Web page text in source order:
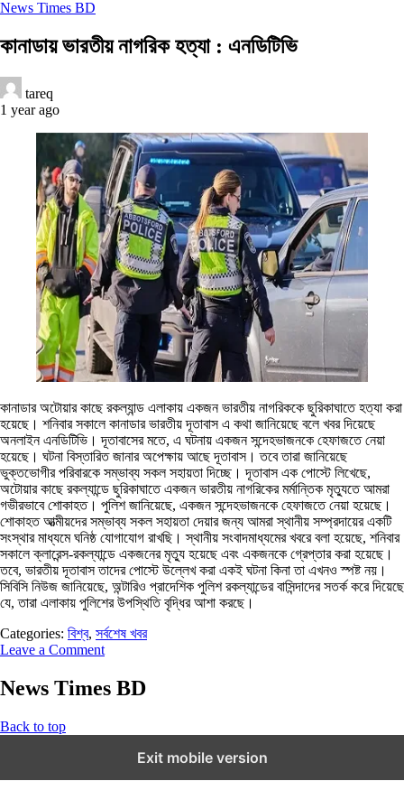
News Times BD
কানাডায় ভারতীয় নাগরিক হত্যা : এনডিটিভি
tareq
1 year ago
কানাডার অটোয়ার কাছে রকল্যান্ড এলাকায় একজন ভারতীয় নাগরিককে ছুরিকাঘাতে হত্যা করা
হয়েছে। শনিবার সকালে কানাডার ভারতীয় দূতাবাস এ কথা জানিয়েছে বলে খবর দিয়েছে
অনলাইন এনডিটিভি। দূতাবাসের মতে, এ ঘটনায় একজন সন্দেহভাজনকে হেফাজতে নেয়া
হয়েছে। ঘটনা বিস্তারিত জানার অপেক্ষায় আছে দূতাবাস। তবে তারা জানিয়েছে
ভুক্তভোগীর পরিবারকে সম্ভাব্য সকল সহায়তা দিচ্ছে। দূতাবাস এক পোস্টে লিখেছে,
অটোয়ার কাছে রকল্যান্ডে ছুরিকাঘাতে একজন ভারতীয় নাগরিকের মর্মান্তিক মৃত্যুতে আমরা
গভীরভাবে শোকাহত। পুলিশ জানিয়েছে, একজন সন্দেহভাজনকে হেফাজতে নেয়া হয়েছে।
শোকাহত আত্মীয়দের সম্ভাব্য সকল সহায়তা দেয়ার জন্য আমরা স্থানীয় সম্প্রদায়ের একটি
সংস্থার মাধ্যমে ঘনিষ্ঠ যোগাযোগ রাখছি। স্থানীয় সংবাদমাধ্যমের খবরে বলা হয়েছে, শনিবার
সকালে ক্লারেন্স-রকল্যান্ডে একজনের মৃত্যু হয়েছে এবং একজনকে গ্রেপ্তার করা হয়েছে।
তবে, ভারতীয় দূতাবাস তাদের পোস্টে উল্লেখ করা একই ঘটনা কিনা তা এখনও স্পষ্ট নয়।
সিবিসি নিউজ জানিয়েছে, অন্টারিও প্রাদেশিক পুলিশ রকল্যান্ডের বাসিন্দাদের সতর্ক করে দিয়েছে
যে, তারা এলাকায় পুলিশের উপস্থিতি বৃদ্ধির আশা করছে।
Categories: বিশ্ব, সর্বশেষ খবর
Leave a Comment
News Times BD
Back to top
Exit mobile version